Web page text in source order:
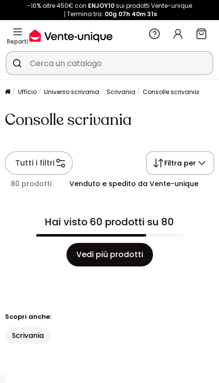
-10% oltre 450€ con ENJOY10sui prodotti Vente-unique
Termina tra: 00g 07h 40m 31s
Reparti
Ufficio Universo scrivania Scrivania Consolle scrivania
Consolle scrivania
Tutti i filtri Filtra per
80 prodotti Venduto e spedito da Vente-unique
Hai visto 60 prodotti su 80
Vedi più prodotti
Scopri anche:
Scrivania